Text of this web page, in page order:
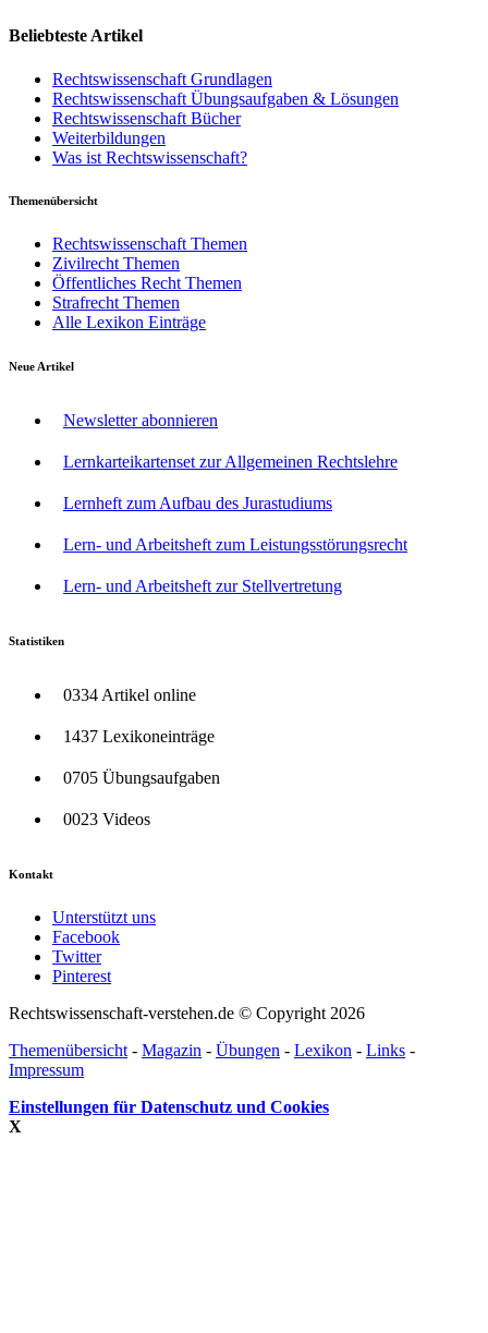
Beliebteste Artikel
Rechtswissenschaft Grundlagen
Rechtswissenschaft Übungsaufgaben & Lösungen
Rechtswissenschaft Bücher
Weiterbildungen
Was ist Rechtswissenschaft?
Themenübersicht
Rechtswissenschaft Themen
Zivilrecht Themen
Öffentliches Recht Themen
Strafrecht Themen
Alle Lexikon Einträge
Neue Artikel
Newsletter abonnieren
Lernkarteikartenset zur Allgemeinen Rechtslehre
Lernheft zum Aufbau des Jurastudiums
Lern- und Arbeitsheft zum Leistungsstörungsrecht
Lern- und Arbeitsheft zur Stellvertretung
Statistiken
0334 Artikel online
1437 Lexikoneinträge
0705 Übungsaufgaben
0023 Videos
Kontakt
Unterstützt uns
Facebook
Twitter
Pinterest
Rechtswissenschaft-verstehen.de © Copyright 2026
Themenübersicht - Magazin - Übungen - Lexikon - Links -
Impressum
Einstellungen für Datenschutz und Cookies
X